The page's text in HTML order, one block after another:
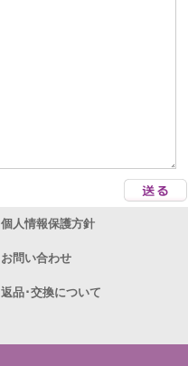
個人情報保護方針
お問い合わせ
返品･交換について